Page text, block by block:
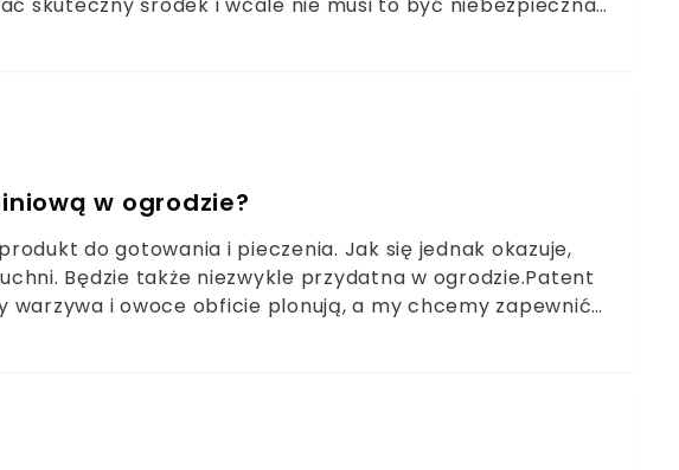
w ogrodzie?
do gotowania i pieczenia. Jak się jednak okazuje,
Będzie także niezwykle przydatna w ogrodzie.Patent
warzywa i owoce obficie plonują, a my chcemy zapewnić